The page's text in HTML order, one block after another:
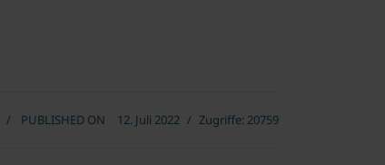
PUBLISHED ON 12. Juli 2022 Zugriffe: 20759